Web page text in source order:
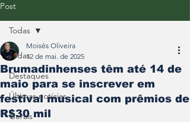
Post
Todas
Destaques
Últimas notícias
Gerais
Todas
Brumadinhenses têm até 14 de
maio para se inscrever em
festival musical com prêmios de
R$30 mil
Moisés Oliveira
12 de mai. de 2025